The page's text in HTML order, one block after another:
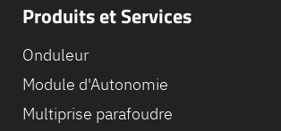
Produits et Services
Onduleur
Module d'Autonomie
Multiprise parafoudre